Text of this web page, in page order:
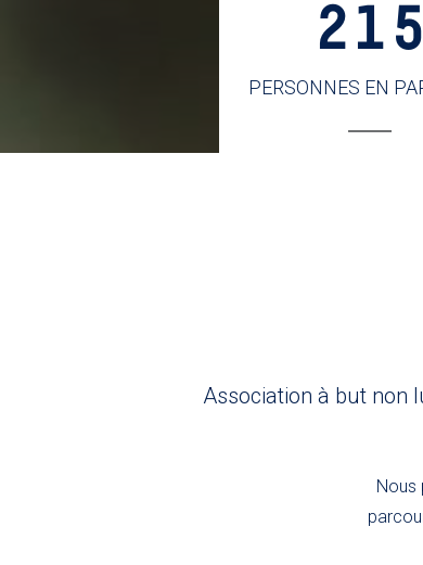
215
PERSONNES EN
Association à but non
Nous